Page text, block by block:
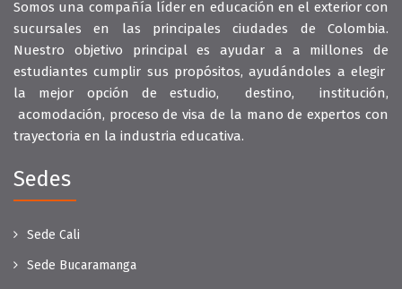
Somos una compañía líder en educación en el exterior con
sucursales en las principales ciudades de Colombia.
Nuestro objetivo principal es ayudar a a millones de
estudiantes cumplir sus propósitos, ayudándoles a elegir
la mejor opción de estudio, destino, institución,
acomodación, proceso de visa de la mano de expertos con
trayectoria en la industria educativa.
Sedes
Sede Cali
Sede Bucaramanga